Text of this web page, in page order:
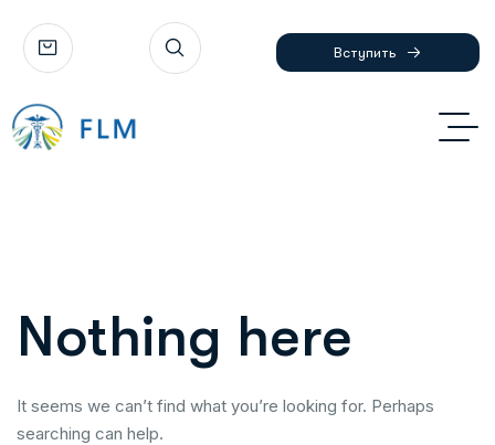
Вступить
Nothing here
It seems we can’t find what you’re looking for. Perhaps
searching can help.